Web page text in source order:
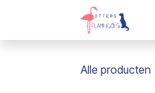
Overslaan naar inhoud
Alle producten